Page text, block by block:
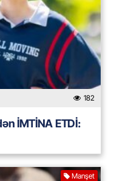
182
İMTİNA ETDİ:
Manşet